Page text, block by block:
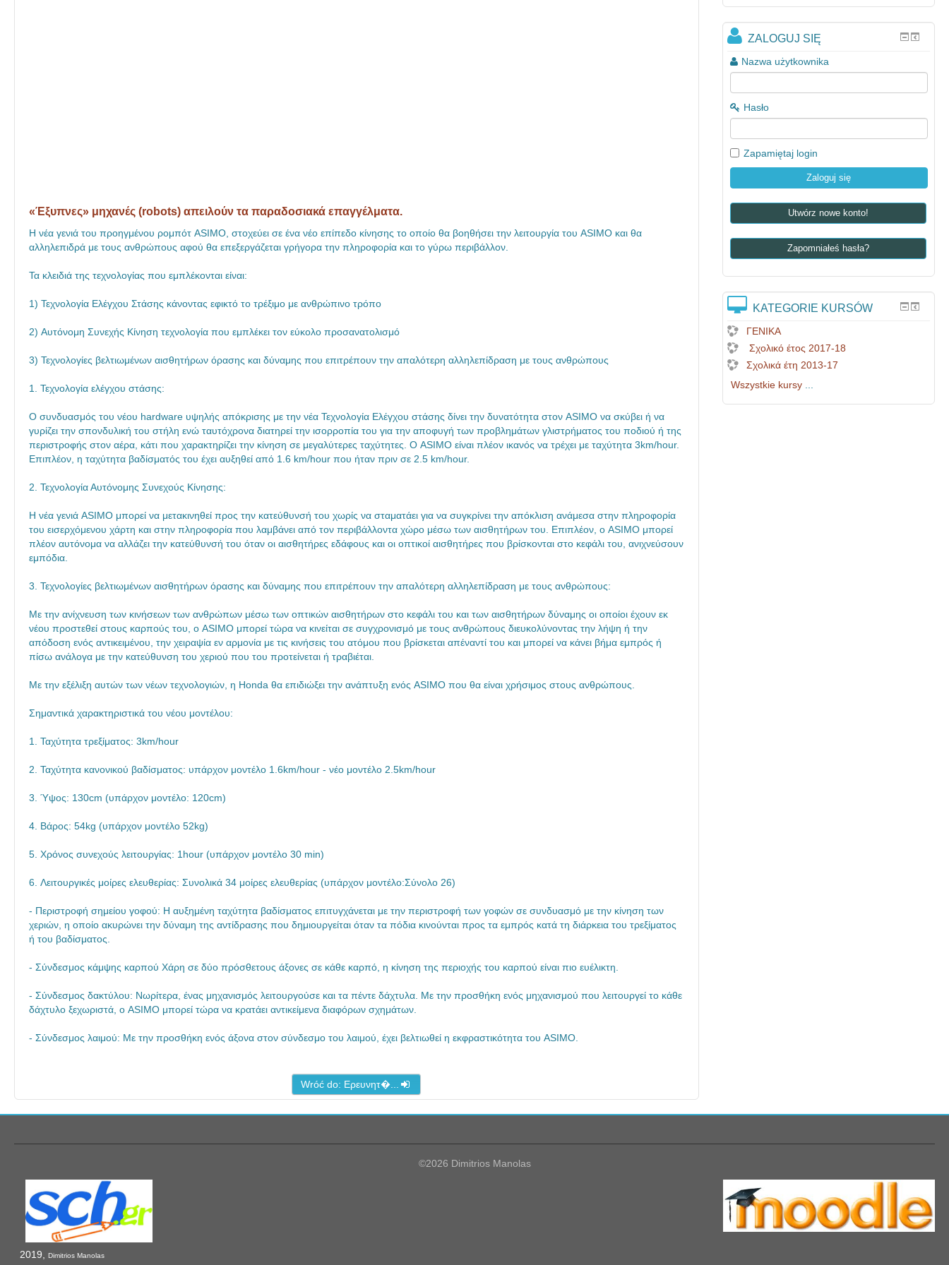
«Έξυπνες» μηχανές (robots) απειλούν τα παραδοσιακά επαγγέλματα.
Η νέα γενιά του προηγμένου ρομπότ ASIMO, στοχεύει σε ένα νέο επίπεδο κίνησης το οποίο θα βοηθήσει την λειτουργία του ASIMO και θα
αλληλεπιδρά με τους ανθρώπους αφού θα επεξεργάζεται γρήγορα την πληροφορία και το γύρω περιβάλλον.
Τα κλειδιά της τεχνολογίας που εμπλέκονται είναι:
1) Τεχνολογία Ελέγχου Στάσης κάνοντας εφικτό το τρέξιμο με ανθρώπινο τρόπο
2) Αυτόνομη Συνεχής Κίνηση τεχνολογία που εμπλέκει τον εύκολο προσανατολισμό
3) Τεχνολογίες βελτιωμένων αισθητήρων όρασης και δύναμης που επιτρέπουν την απαλότερη αλληλεπίδραση με τους ανθρώπους
1. Τεχνολογία ελέγχου στάσης:
Ο συνδυασμός του νέου hardware υψηλής απόκρισης με την νέα Τεχνολογία Ελέγχου στάσης δίνει την δυνατότητα στον ASIMO να σκύβει ή να
γυρίζει την σπονδυλική του στήλη ενώ ταυτόχρονα διατηρεί την ισορροπία του για την αποφυγή των προβλημάτων γλιστρήματος του ποδιού ή της
περιστροφής στον αέρα, κάτι που χαρακτηρίζει την κίνηση σε μεγαλύτερες ταχύτητες. Ο ASIMO είναι πλέον ικανός να τρέχει με ταχύτητα 3km/hour.
Επιπλέον, η ταχύτητα βαδίσματός του έχει αυξηθεί από 1.6 km/hour που ήταν πριν σε 2.5 km/hour.
2. Τεχνολογία Αυτόνομης Συνεχούς Κίνησης:
Η νέα γενιά ASIMO μπορεί να μετακινηθεί προς την κατεύθυνσή του χωρίς να σταματάει για να συγκρίνει την απόκλιση ανάμεσα στην πληροφορία
του εισερχόμενου χάρτη και στην πληροφορία που λαμβάνει από τον περιβάλλοντα χώρο μέσω των αισθητήρων του. Επιπλέον, ο ASIMO μπορεί
πλέον αυτόνομα να αλλάζει την κατεύθυνσή του όταν οι αισθητήρες εδάφους και οι οπτικοί αισθητήρες που βρίσκονται στο κεφάλι του, ανιχνεύσουν
εμπόδια.
3. Τεχνολογίες βελτιωμένων αισθητήρων όρασης και δύναμης που επιτρέπουν την απαλότερη αλληλεπίδραση με τους ανθρώπους:
Με την ανίχνευση των κινήσεων των ανθρώπων μέσω των οπτικών αισθητήρων στο κεφάλι του και των αισθητήρων δύναμης οι οποίοι έχουν εκ
νέου προστεθεί στους καρπούς του, ο ASIMO μπορεί τώρα να κινείται σε συγχρονισμό με τους ανθρώπους διευκολύνοντας την λήψη ή την
απόδοση ενός αντικειμένου, την χειραψία εν αρμονία με τις κινήσεις του ατόμου που βρίσκεται απέναντί του και μπορεί να κάνει βήμα εμπρός ή
πίσω ανάλογα με την κατεύθυνση του χεριού που του προτείνεται ή τραβιέται.
Με την εξέλιξη αυτών των νέων τεχνολογιών, η Honda θα επιδιώξει την ανάπτυξη ενός ASIMO που θα είναι χρήσιμος στους ανθρώπους.
Σημαντικά χαρακτηριστικά του νέου μοντέλου:
1. Ταχύτητα τρεξίματος: 3km/hour
2. Ταχύτητα κανονικού βαδίσματος: υπάρχον μοντέλο 1.6km/hour - νέο μοντέλο 2.5km/hour
3. Ύψος: 130cm (υπάρχον μοντέλο: 120cm)
4. Βάρος: 54kg (υπάρχον μοντέλο 52kg)
5. Χρόνος συνεχούς λειτουργίας: 1hour (υπάρχον μοντέλο 30 min)
6. Λειτουργικές μοίρες ελευθερίας: Συνολικά 34 μοίρες ελευθερίας (υπάρχον μοντέλο:Σύνολο 26)
- Περιστροφή σημείου γοφού: Η αυξημένη ταχύτητα βαδίσματος επιτυγχάνεται με την περιστροφή των γοφών σε συνδυασμό με την κίνηση των
χεριών, η οποίο ακυρώνει την δύναμη της αντίδρασης που δημιουργείται όταν τα πόδια κινούνται προς τα εμπρός κατά τη διάρκεια του τρεξίματος
ή του βαδίσματος.
- Σύνδεσμος κάμψης καρπού Χάρη σε δύο πρόσθετους άξονες σε κάθε καρπό, η κίνηση της περιοχής του καρπού είναι πιο ευέλικτη.
- Σύνδεσμος δακτύλου: Νωρίτερα, ένας μηχανισμός λειτουργούσε και τα πέντε δάχτυλα. Με την προσθήκη ενός μηχανισμού που λειτουργεί το κάθε
δάχτυλο ξεχωριστά, ο ASIMO μπορεί τώρα να κρατάει αντικείμενα διαφόρων σχημάτων.
- Σύνδεσμος λαιμού: Με την προσθήκη ενός άξονα στον σύνδεσμο του λαιμού, έχει βελτιωθεί η εκφραστικότητα του ASIMO.
Wróć do: Ερευνητ�...
ZALOGUJ SIĘ
Nazwa użytkownika
Hasło
Zapamiętaj login
Utwórz nowe konto!
Zapomniałeś hasła?
KATEGORIE KURSÓW
ΓΕΝΙΚΑ
Σχολικό έτος 2017-18
Σχολικά έτη 2013-17
Wszystkie kursy ...
©2026 Dimitrios Manolas
2019, Dimitrios Manolas